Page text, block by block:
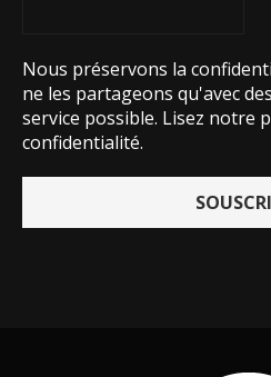
Nous préservons la
ne les partageons qu'avec
service possible. Lisez notre
confidentialité.